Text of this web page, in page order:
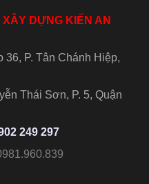
nhiềuDỰNG KIẾN AN
36, P. Tân Chánh Hiệp,
Thái Sơn, P. 5, Quận
249 297